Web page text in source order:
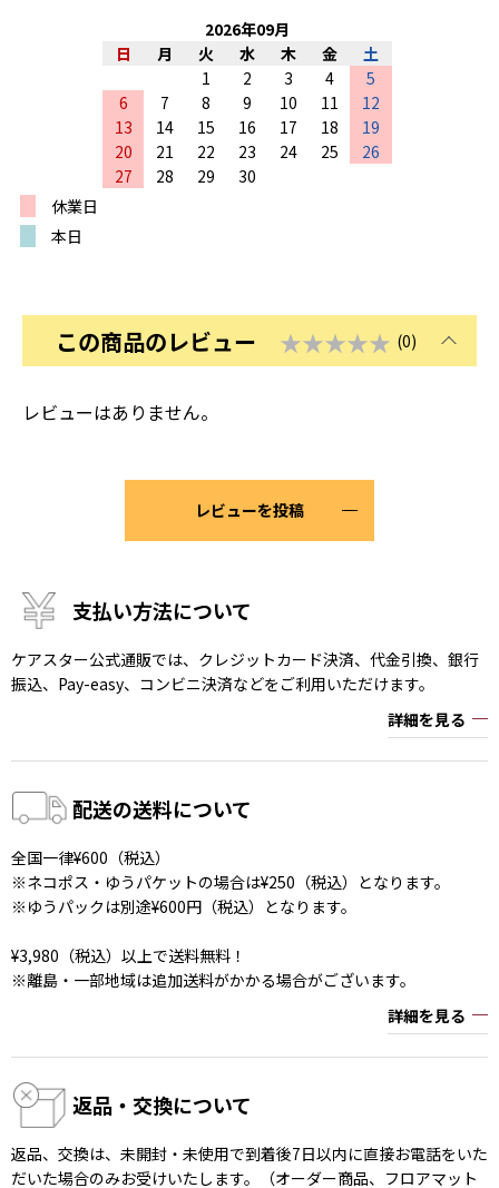
2026年09月
日
月 火 水 木 金
土
1
2 3 4
5
6
7 8 9 10 11
12
13
14 15 16 17 18
19
20
21 22 23 24 25
26
27
28 29
30
休業日
本日
この商品のレビュー ★★★★★ (0)
レビューはありません。
レビューを投稿
支払い方法について
ケアスター公式通販では、クレジットカード決済、代金引換、銀行
振込、Pay-easy、コンビニ決済などをご利用いただけます。
詳細を見る
配送の送料について
全国一律¥600（税込）
※ネコポス・ゆうパケットの場合は¥250（税込）となります。
※ゆうパックは別途¥600円（税込）となります。
¥3,980（税込）以上で送料無料！
※離島・一部地域は追加送料がかかる場合がございます。
詳細を見る
返品・交換について
返品、交換は、未開封・未使用で到着後7日以内に直接お電話をいた
だいた場合のみお受けいたします。（オーダー商品、フロアマット